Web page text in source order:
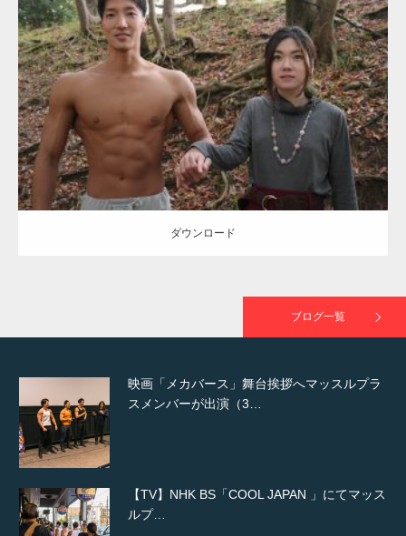
Update:2021.07.8
Category:公園のマッチョ その他 AKIHITO(細マッチョ) 大胸筋 腹筋
ダウンロード
ダウンロード
ブログ一覧
TOKYO FMラジオ番組「ONE MORNING」
で紹介さ…
NHK「所さん！事件ですよ」に取材されまし
た（6/8放送）
映画「メカバース」舞台挨拶へマッスルプラ
スメンバーが出演（3…
【TV】NHK BS「COOL JAPAN 」にてマッス
ルプ…